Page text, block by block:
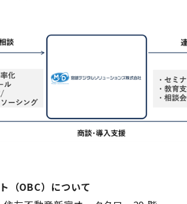
（OBC）について